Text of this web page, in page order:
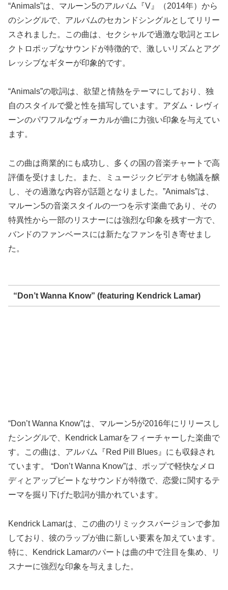
“Animals”は、マルーン5のアルバム『V』（2014年）から
のシングルで、アルバムのセカンドシングルとしてリリー
スされました。この曲は、セクシャルで過激な歌詞とエレ
クトロポップなサウンドが特徴的で、激しいリズムとアグ
レッシブなギターが印象的です。
“Animals”の歌詞は、欲望と情熱をテーマにしており、独
自のスタイルで愛と性を描写しています。アダム・レヴィ
ーンのパワフルなヴォーカルが曲に力強い印象を与えてい
ます。
この曲は商業的にも成功し、多くの国の音楽チャートで高
評価を受けました。また、ミュージックビデオも物議を醸
し、その過激な内容が話題となりました。”Animals”は、
マルーン5の音楽スタイルの一つを示す楽曲であり、その
特異性から一部のリスナーには強烈な印象を残す一方で、
バンドのファンベースには新たなファンを引き寄せまし
た。
“Don’t Wanna Know” (featuring Kendrick Lamar)
“Don’t Wanna Know”は、マルーン5が2016年にリリースし
たシングルで、Kendrick Lamarをフィーチャーした楽曲で
す。この曲は、アルバム『Red Pill Blues』にも収録され
ています。 “Don’t Wanna Know”は、ポップで軽快なメロ
ディとアップビートなサウンドが特徴で、恋愛に関するテ
ーマを掘り下げた歌詞が描かれています。
Kendrick Lamarは、この曲のリミックスバージョンで参加
しており、彼のラップが曲に新しい要素を加えています。
特に、Kendrick Lamarのパートは曲の中で注目を集め、リ
スナーに強烈な印象を与えました。